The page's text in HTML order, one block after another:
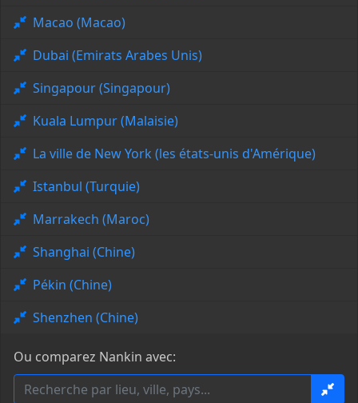
Macao (Macao)
Dubai (Emirats Arabes Unis)
Singapour (Singapour)
Kuala Lumpur (Malaisie)
La ville de New York (les états-unis d'Amérique)
Istanbul (Turquie)
Marrakech (Maroc)
Shanghai (Chine)
Pékin (Chine)
Shenzhen (Chine)
Ou comparez Nankin avec: